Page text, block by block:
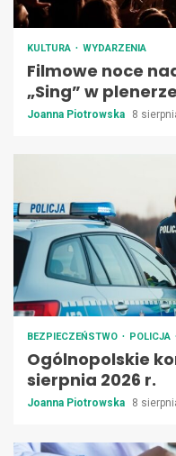
KULTURA WYDARZENIA
Filmowe noce
„Sing” w
Joanna Piotrowska 8
BEZPIECZEŃSTWO POLICJA
Ogólnopolskie
sierpnia 2026 r.
Joanna Piotrowska 8